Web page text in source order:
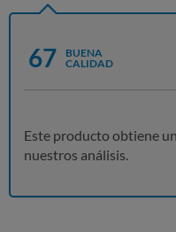
67
BUENA
CALIDAD
Este producto obtiene
nuestros análisis.